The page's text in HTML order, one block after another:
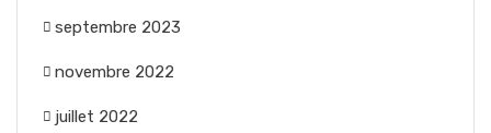
septembre 2023
novembre 2022
juillet 2022